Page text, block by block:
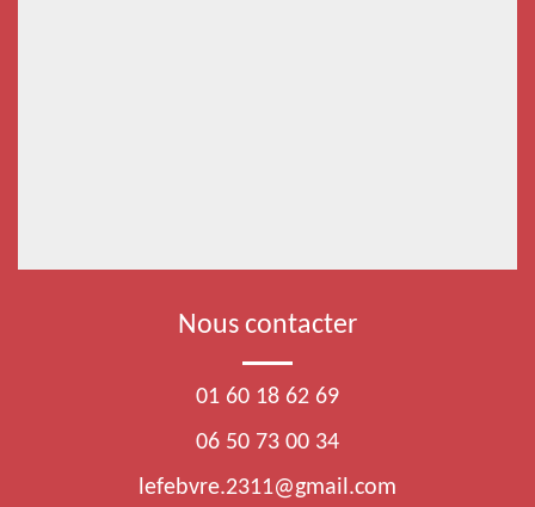
Nous contacter
01 60 18 62 69
06 50 73 00 34
lefebvre.2311@gmail.com